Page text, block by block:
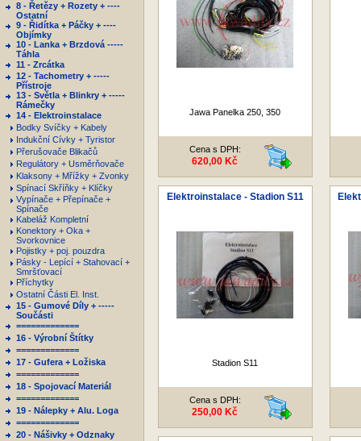
8 - Řetězy + Rozety + ----
Ostatní
9 - Řidítka + Páčky + ----
Objímky
10 - Lanka + Brzdová -----
Táhla
11 - Zrcátka
12 - Tachometry + -----
Přístroje
13 - Světla + Blinkry + -----
Rámečky
14 - Elektroinstalace
Bodky Svíčky + Kabely
Indukční Cívky + Tyristor
Přerušovače Blikačů
Regulátory + Usměrňovače
Klaksony + Mřížky + Zvonky
Spínací Skříňky + Klíčky
Vypínače + Přepínače +
Spínače
Kabeláž Kompletní
Konektory + Oka +
Svorkovnice
Pojistky + poj. pouzdra
Pásky - Lepící + Stahovací +
Smršťovací
Příchytky
Ostatní Části El. Inst.
15 - Gumové Díly + -----
Součásti
=============
16 - Výrobní Štítky
=============
17 - Gufera + Ložiska
=============
18 - Spojovací Materiál
=============
19 - Nálepky + Alu. Loga
=============
20 - Nášivky + Odznaky
Jawa Panelka 250, 350
Cena s DPH:
620,00 Kč
Elektroinstalace - Stadion S11
Stadion S11
Cena s DPH:
250,00 Kč